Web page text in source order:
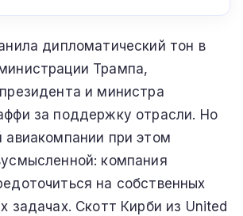
дипломатический тон в
Трампа,
и министра
за поддержку отрасли. Но
авиакомпании при этом
компания
на собственных
задачах. Скотт Кирби из United